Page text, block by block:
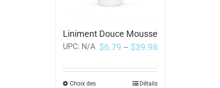
Liniment Douce Mousse
UPC: N/A $6.79 – $39.98
Choix des
Détails